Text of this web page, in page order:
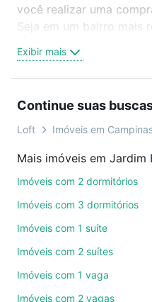
você realizar uma
Seja em um bairro mais
oferta ideal de Imóveis à
Baronesa, Campinas,
é grátis, sem
mais de 46 mil
Como escolher um
Use barra de busca no
também pode usar os
quartos, suítes, com ou
combinar perfeitamente
Exibir mais
Continue suas
Loft Imóveis em
Mais imóveis em Jardim
Imóveis com 2 dormitórios
Imóveis com 3 dormitórios
Imóveis com 1 suíte
Imóveis com 2 suítes
Imóveis com 1 vaga
Imóveis com 2 vagas